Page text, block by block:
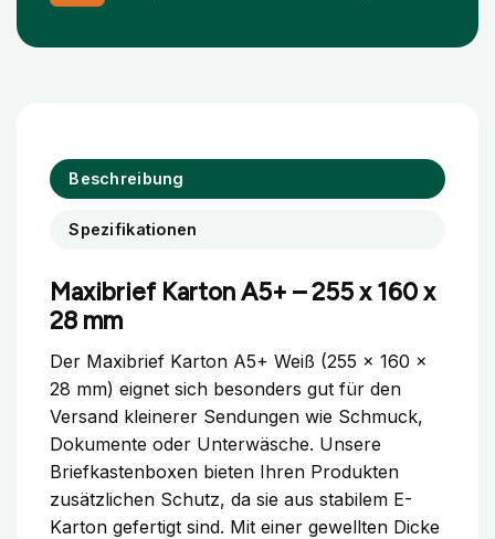
Beschreibung
Spezifikationen
Maxibrief Karton A5+ – 255 x 160 x
28 mm
Der Maxibrief Karton A5+ Weiß (255 x 160 x
28 mm) eignet sich besonders gut für den
Versand kleinerer Sendungen wie Schmuck,
Dokumente oder Unterwäsche. Unsere
Briefkastenboxen bieten Ihren Produkten
zusätzlichen Schutz, da sie aus stabilem E-
Karton gefertigt sind. Mit einer gewellten Dicke